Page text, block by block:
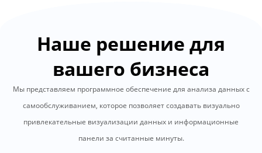
Наше решение для
вашего бизнеса
Мы представляем программное обеспечение для анализа данных с
самообслуживанием, которое позволяет создавать визуально
привлекательные визуализации данных и информационные
панели за считанные минуты.